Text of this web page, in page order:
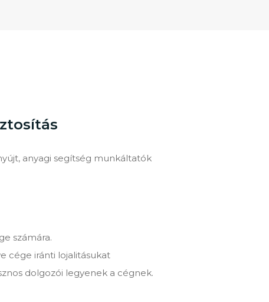
anyagi segítség munkáltatók
számára.
cége iránti lojalitásukat
dolgozói legyenek a cégnek.